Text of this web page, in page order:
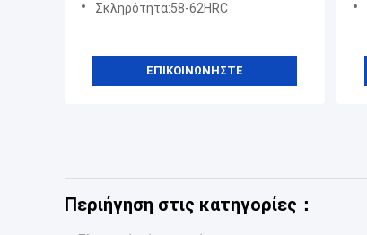
Σκληρότητα:58-62HRC
ΕΠΙΚΟΙΝΩΝΉΣΤΕ
Περιήγηση στις κατηγορίες：